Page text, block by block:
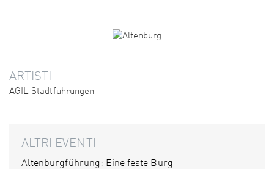
ARTISTI
AGIL Stadtführungen
ALTRI EVENTI
Altenburgführung: Eine feste Burg